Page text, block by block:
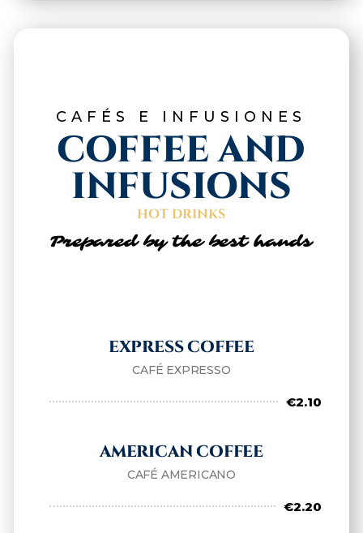
CAFÉS E INFUSIONES
COFFEE AND
INFUSIONS
HOT DRINKS
Prepared by the best hands
EXPRESS COFFEE
CAFÉ EXPRESSO
€2.10
AMERICAN COFFEE
CAFÉ AMERICANO
€2.20